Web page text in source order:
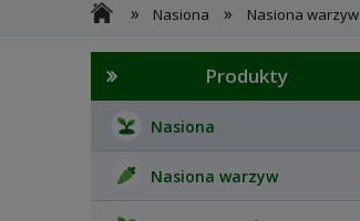
OCHRONA ROŚLIN
» Nasiona » Nasiona warzyw
Produkty
Nasiona
Nasiona warzyw